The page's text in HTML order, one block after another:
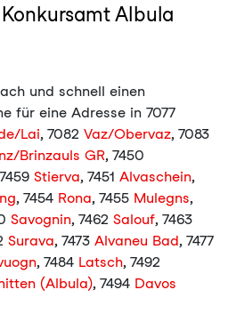
Albula
und schnell einen
für eine Adresse in 7077
Lai, 7082 Vaz/Obervaz, 7083
Brinzauls GR, 7450
Stierva, 7451 Alvaschein,
, 7454 Rona, 7455 Mulegns,
Savognin, 7462 Salouf, 7463
Surava, 7473 Alvaneu Bad, 7477
, 7484 Latsch, 7492
(Albula), 7494 Davos